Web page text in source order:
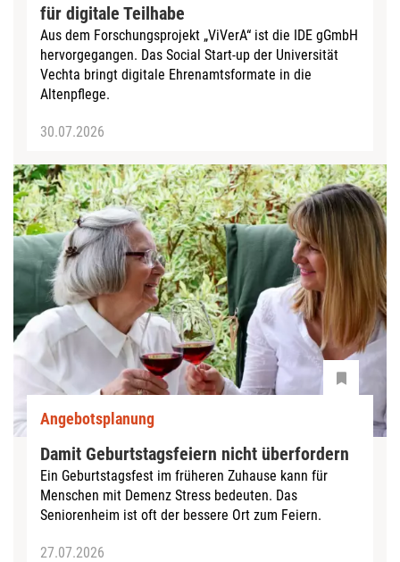
für digitale Teilhabe
Aus dem Forschungsprojekt „ViVerA“ ist die IDE gGmbH
hervorgegangen. Das Social Start-up der Universität
Vechta bringt digitale Ehrenamtsformate in die
Altenpflege.
30.07.2026
Angebotsplanung
Damit Geburtstagsfeiern nicht überfordern
Ein Geburtstagsfest im früheren Zuhause kann für
Menschen mit Demenz Stress bedeuten. Das
Seniorenheim ist oft der bessere Ort zum Feiern.
27.07.2026